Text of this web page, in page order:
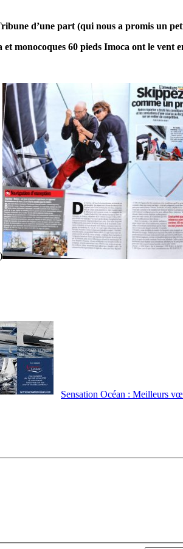
d’une part (qui nous a promis un
monocoques 60 pieds Imoca ont le vent
Sensation Océan : Meilleurs